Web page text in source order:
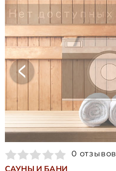
0 отзывов
САУНЫ И БАНИ